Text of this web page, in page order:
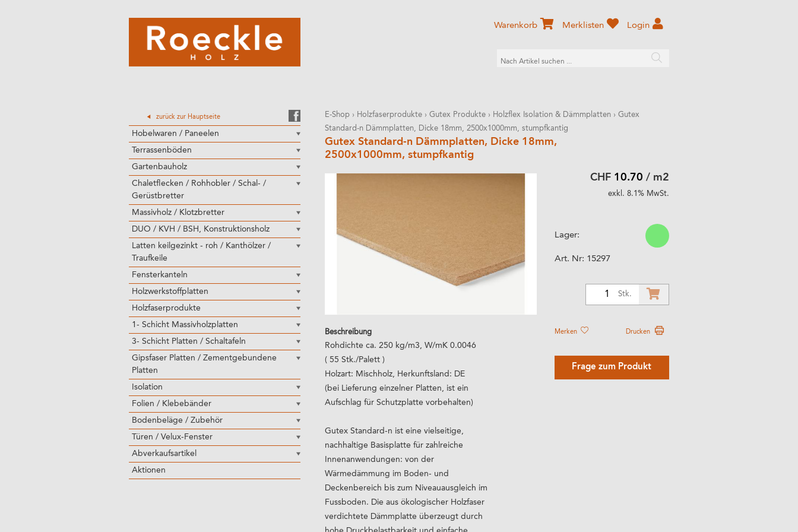
zurück zur Hauptseite
Hobelwaren / Paneelen
Terrassenböden
Gartenbauholz
Chaletflecken / Rohhobler / Schal- /
Gerüstbretter
Massivholz / Klotzbretter
DUO / KVH / BSH, Konstruktionsholz
Latten keilgezinkt - roh / Kanthölzer /
Traufkeile
Fensterkanteln
Holzwerkstoffplatten
Holzfaserprodukte
1- Schicht Massivholzplatten
3- Schicht Platten / Schaltafeln
Gipsfaser Platten / Zementgebundene
Platten
Isolation
Folien / Klebebänder
Bodenbeläge / Zubehör
Türen / Velux-Fenster
Abverkaufsartikel
Aktionen
Warenkorb Merklisten Login
E-Shop › Holzfaserprodukte › Gutex Produkte › Holzflex Isolation & Dämmplatten › Gutex
Standard-n Dämmplatten, Dicke 18mm, 2500x1000mm, stumpfkantig
Gutex Standard-n Dämmplatten, Dicke 18mm,
2500x1000mm, stumpfkantig
Beschreibung
Rohdichte ca. 250 kg/m3, W/mK 0.0046
( 55 Stk./Palett )
Holzart: Mischholz, Herkunftsland: DE
(bei Lieferung einzelner Platten, ist ein
Aufschlag für Schutzplatte vorbehalten)
Gutex Standard-n ist eine vielseitige,
nachhaltige Basisplatte für zahlreiche
Innenanwendungen: von der
Wärmedämmung im Boden- und
Deckenbereich bis zum Niveauausgleich im
Fussboden. Die aus ökologischer Holzfaser
verdichtete Dämmplatte überzeugt durch
CHF 10.70 / m2
exkl. 8.1% MwSt.
Lager:
Art. Nr: 15297
Stk.
Merken Drucken
Frage zum Produkt